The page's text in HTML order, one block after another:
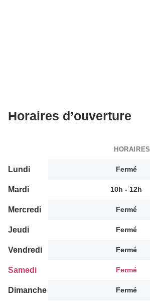
Horaires d’ouverture
HORAIRES
Lundi Fermé
Mardi 10h - 12h
Mercredi Fermé
Jeudi Fermé
Vendredi Fermé
Samedi Fermé
Dimanche Fermé